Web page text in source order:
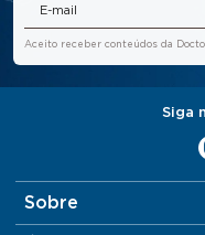
Aceito receber conteúdos da
Siga
Sobre